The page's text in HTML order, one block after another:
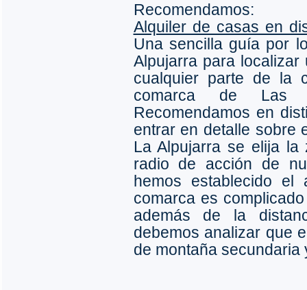
Recomendamos:
Alquiler de casas en
Una sencilla guía por
Alpujarra para
cualquier parte de la
comarca de Las
Recomendamos en
entrar en detalle sobre
La Alpujarra se elija la
radio de acción de
hemos establecido
comarca es
además de la
debemos analizar que
de montaña